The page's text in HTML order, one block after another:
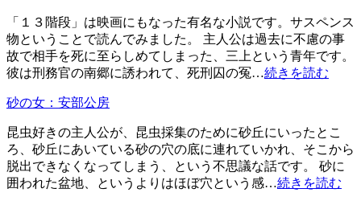
「１３階段」は映画にもなった有名な小説です。サスペンス
物ということで読んでみました。 主人公は過去に不慮の事
故で相手を死に至らしめてしまった、三上という青年です。
彼は刑務官の南郷に誘われて、死刑囚の冤…続きを読む
砂の女：安部公房
昆虫好きの主人公が、昆虫採集のために砂丘にいったとこ
ろ、砂丘にあいている砂の穴の底に連れていかれ、そこから
脱出できなくなってしまう、という不思議な話です。 砂に
囲われた盆地、というよりはほぼ穴という感…続きを読む